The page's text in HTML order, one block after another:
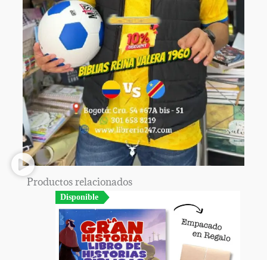
Productos relacionados
Disponible